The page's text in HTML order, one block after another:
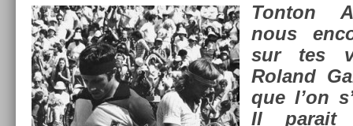
Ton­ton
nous
sur tes
Roland
que l’on
Il para­it